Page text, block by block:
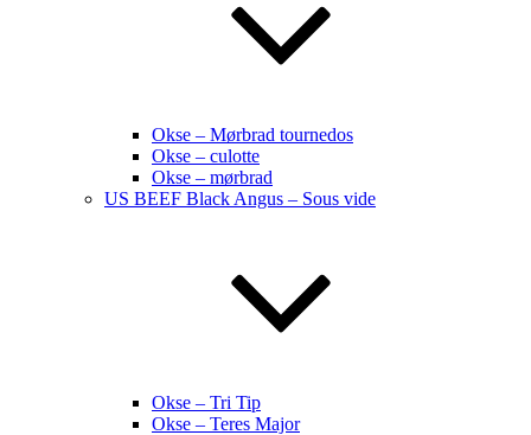
Okse – Mørbrad tournedos
Okse – culotte
Okse – mørbrad
US BEEF Black Angus – Sous vide
Okse – Tri Tip
Okse – Teres Major